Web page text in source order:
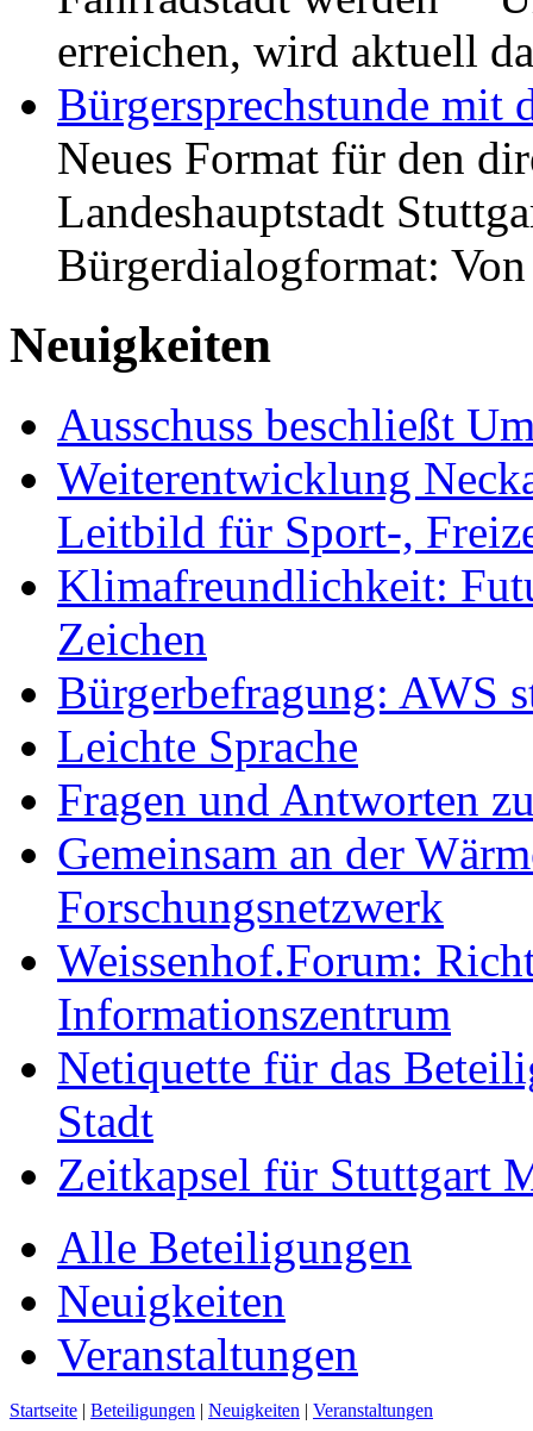
erreichen, wird aktuell
Bürgersprechstunde mit
Neues Format für den
Landeshauptstadt
Bürgerdialogformat:
Neuigkeiten
Ausschuss beschließt
Weiterentwicklung
Leitbild für Sport-,
Klimafreundlichkeit:
Zeichen
Bürgerbefragung: AWS
Leichte Sprache
Fragen und Antworten
Gemeinsam an der
Forschungsnetzwerk
Weissenhof.Forum:
Informationszentrum
Netiquette für das
Stadt
Zeitkapsel für Stuttgart
Alle Beteiligungen
Neuigkeiten
Veranstaltungen
Startseite | Beteiligungen | Neuigkeiten | Veranstaltungen